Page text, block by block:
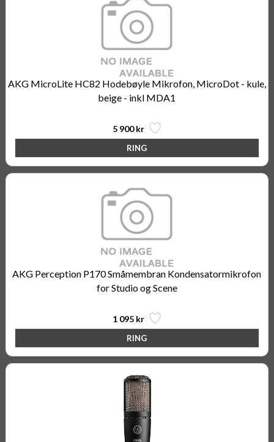
AKG MicroLite HC82 Hodebøyle Mikrofon, MicroDot - kule,
beige - inkl MDA1
5 900 kr
AKG Perception P170 Småmembran Kondensatormikrofon
for Studio og Scene
1 095 kr